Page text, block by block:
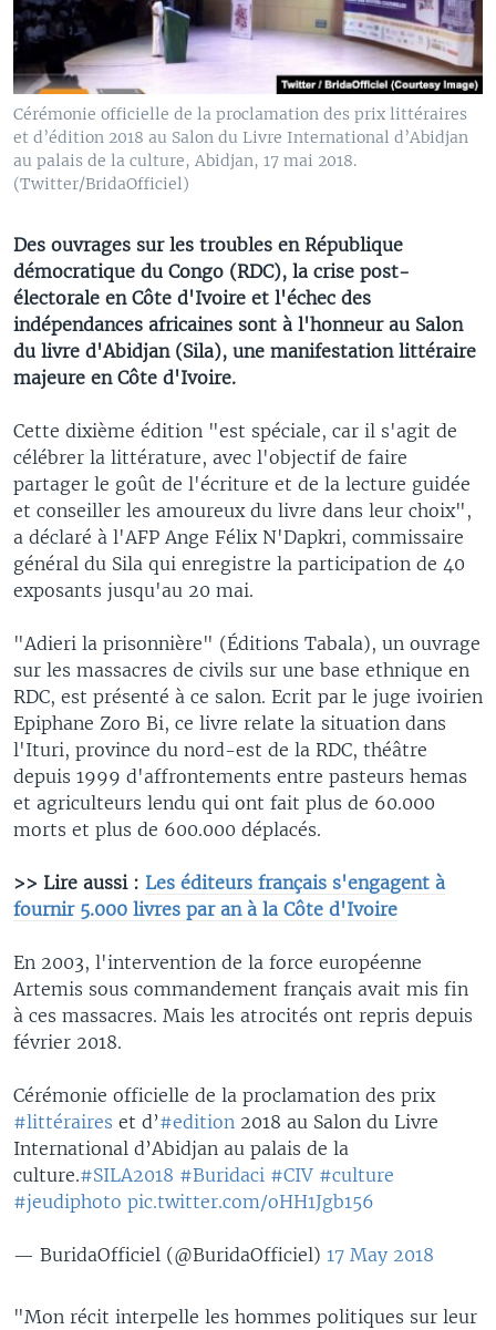
Cérémonie officielle de la proclamation des prix littéraires
et d’édition 2018 au Salon du Livre International d’Abidjan
au palais de la culture, Abidjan, 17 mai 2018.
(Twitter/BridaOfficiel)
Des ouvrages sur les troubles en République
démocratique du Congo (RDC), la crise post-
électorale en Côte d'Ivoire et l'échec des
indépendances africaines sont à l'honneur au Salon
du livre d'Abidjan (Sila), une manifestation littéraire
majeure en Côte d'Ivoire.
Cette dixième édition "est spéciale, car il s'agit de
célébrer la littérature, avec l'objectif de faire
partager le goût de l'écriture et de la lecture guidée
et conseiller les amoureux du livre dans leur choix",
a déclaré à l'AFP Ange Félix N'Dapkri, commissaire
général du Sila qui enregistre la participation de 40
exposants jusqu'au 20 mai.
"Adieri la prisonnière" (Éditions Tabala), un ouvrage
sur les massacres de civils sur une base ethnique en
RDC, est présenté à ce salon. Ecrit par le juge ivoirien
Epiphane Zoro Bi, ce livre relate la situation dans
l'Ituri, province du nord-est de la RDC, théâtre
depuis 1999 d'affrontements entre pasteurs hemas
et agriculteurs lendu qui ont fait plus de 60.000
morts et plus de 600.000 déplacés.
>> Lire aussi : Les éditeurs français s'engagent à
fournir 5.000 livres par an à la Côte d'Ivoire
En 2003, l'intervention de la force européenne
Artemis sous commandement français avait mis fin
à ces massacres. Mais les atrocités ont repris depuis
février 2018.
Cérémonie officielle de la proclamation des prix
#littéraires et d’#edition 2018 au Salon du Livre
International d’Abidjan au palais de la
culture.#SILA2018 #Buridaci #CIV #culture
#jeudiphoto pic.twitter.com/oHH1Jgb156
— BuridaOfficiel (@BuridaOfficiel) 17 May 2018
"Mon récit interpelle les hommes politiques sur leur